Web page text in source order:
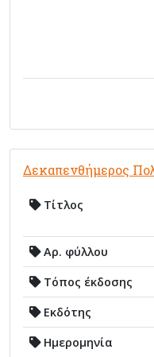
Δεκαπενθήμερος
Τίτλος
Αρ. φύλλου
Τόπος έκδοσης
Εκδότης
Ημερομηνία